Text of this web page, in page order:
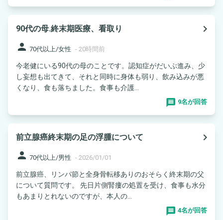
90代の母.終末期医療、看取り
navigate_next
person 70代以上/女性 - 20時間前
今老健にいる90代の母のことです。認知症がだいぶ進み、少
し妄想も出てきて、それと同時に身体も弱り、飲み込みが悪
くなり、食も落ちました。食事も介護...
9名が回答
前立腺癌終末期の足の浮腫について
navigate_next
person 70代以上/男性 - 2026/01/01
前立腺癌、リンパ節と全身骨転移ありのおそらく終末期の父
について質問です。 先日片側腎瘻の処置を受け、食事も水分
もあまりとれないのですが、本人の...
4名が回答